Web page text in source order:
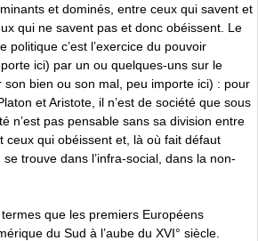
et dominés, entre ceux qui savent et
qui ne savent pas et donc obéissent. Le
politique c’est l’exercice du pouvoir
ici) par un ou quelques-uns sur le
son bien ou son mal, peu importe ici) : pour
et Aristote, il n’est de société que sous
n’est pas pensable sans sa division entre
ceux qui obéissent et, là où fait défaut
se trouve dans l’infra-social, dans la non-
que les premiers Européens
du Sud à l’aube du XVI° siècle.